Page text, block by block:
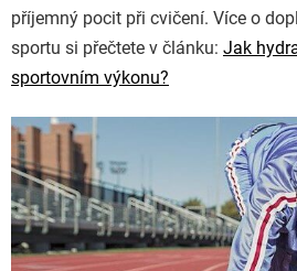
příjemný pocit při cvičení. Více o
sportu si přečtete v článku: Jak
sportovním výkonu?